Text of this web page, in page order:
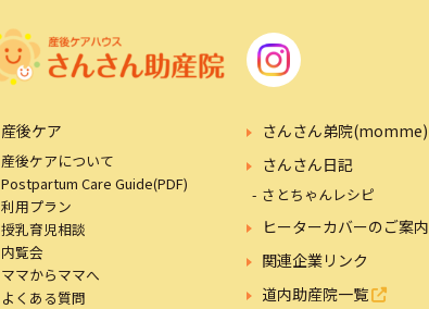
産後ケア
産後ケアについて
Postpartum Care Guide(PDF)
利用プラン
授乳育児相談
内覧会
ママからママへ
よくある質問
さんさん弟院(momme)
さんさん日記
さとちゃんレシピ
ヒーターカバーのご案内
関連企業リンク
道内助産院一覧